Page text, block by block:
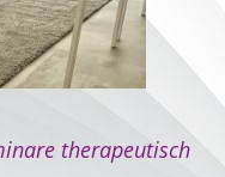
therapeutisch